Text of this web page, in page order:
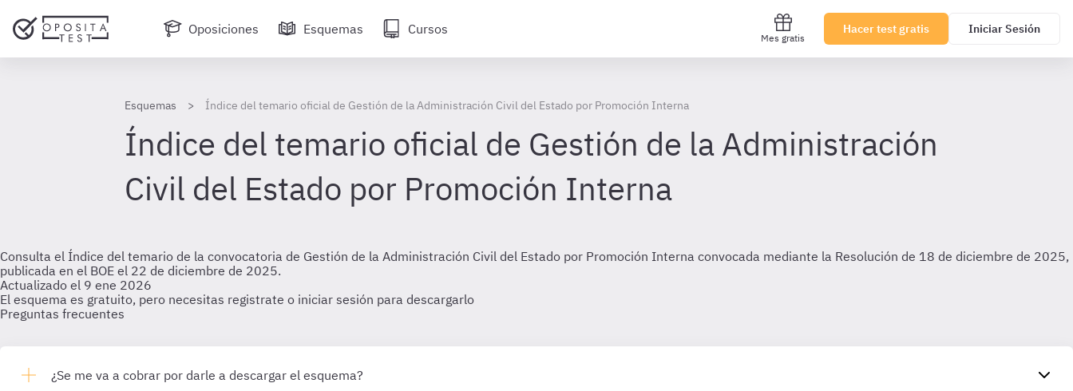
Oposiciones Esquemas Cursos
Mes gratis
Hacer test gratis Iniciar Sesión
Esquemas Índice del temario oficial de Gestión de la Administración Civil del Estado por Promoción Interna
Índice del temario oficial de Gestión de la Administración
Civil del Estado por Promoción Interna
Consulta el Índice del temario de la convocatoria de Gestión de la Administración Civil del Estado por Promoción Interna convocada mediante la Resolución de 18 de diciembre de 2025,
publicada en el BOE el 22 de diciembre de 2025.
Actualizado el 9 ene 2026
El esquema es gratuito, pero necesitas registrate o iniciar sesión para descargarlo
Preguntas frecuentes
¿Se me va a cobrar por darle a descargar el esquema?